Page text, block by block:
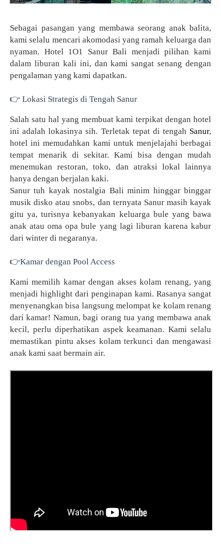
Sebagai pasangan yang membawa seorang anak balita,
kami selalu mencari akomodasi yang ramah keluarga dan
nyaman. Hotel 1O1 Sanur Bali menjadi pilihan kami
dalam liburan kali ini, dan kami sangat senang dengan
pengalaman yang kami dapatkan.
👉 Lokasi Strategis di Tengah Sanur
Salah satu hal yang membuat kami terpikat dengan hotel
ini adalah lokasinya sih. Terletak tepat di tengah Sanur,
hotel ini memudahkan kami untuk menjelajahi berbagai
tempat menarik di sekitar. Kami bisa dengan mudah
menemukan restoran, toko, dan atraksi lokal lainnya
hanya dengan berjalan kaki.
Sanur tuh kayak nostalgia Bali minim hinggar binggar
musik disko atau snobs, dan ternyata Sanur masih kayak
gitu ya, turisnya kebanyakan keluarga bule yang bawa
anak atau oma opa bule yang lagi liburan karena kabur
dari winter di negaranya.
👉Kamar dengan Pool Access
Kami memilih kamar dengan akses kolam renang, yang
menjadi highlight dari penginapan kami. Rasanya sangat
menyenangkan bisa langsung melompat ke kolam renang
dari kamar! Namun, bagi orang tua yang membawa anak
kecil, perlu diperhatikan aspek keamanan. Kami selalu
memastikan pintu akses kolam terkunci dan mengawasi
anak kami saat bermain air.